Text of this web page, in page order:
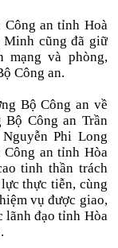
an tỉnh Hoà
cũng đã giữ
mạng và phòng,
Công an.
Bộ Công an về
Bộ Công an Trần
Phi Long
an tỉnh Hòa
tinh thần trách
thực tiễn, cùng
vụ được giao,
lãnh đạo tỉnh Hòa